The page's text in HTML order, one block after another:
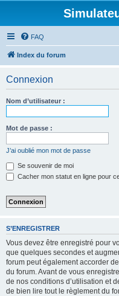
FAQ
Index du forum
Connexion
Nom d’utilisateur :
Mot de passe :
J’ai oublié mon mot de passe
Se souvenir de moi
Cacher mon statut en ligne pour
S’ENREGISTRER
Vous devez être enregistré pour
que quelques secondes et
forum peut également accorder
du forum. Avant de vous
de nos conditions d’utilisation et
de bien lire tout le règlement du